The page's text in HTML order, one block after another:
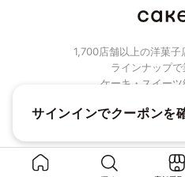
1,700店舗以上の洋菓
ラインナップ
ケーキ・スイーツ
© Cake.jp
サインインでクーポンを